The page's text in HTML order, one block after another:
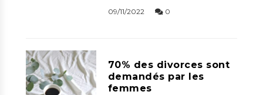
09/11/2022 0
70% des divorces sont
demandés par les
femmes